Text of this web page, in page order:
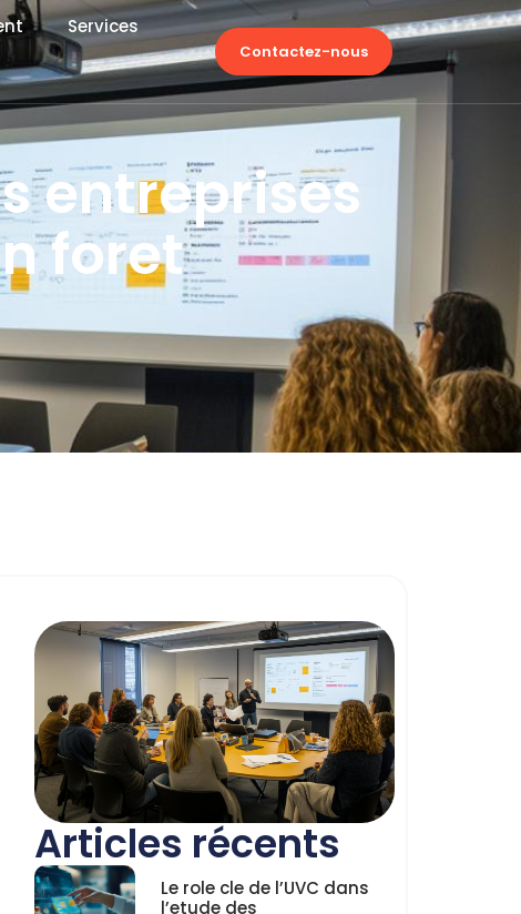
Services
Contactez-nous
entreprises
foret
Articles récents
Le role cle de l’UVC dans
l’etude des